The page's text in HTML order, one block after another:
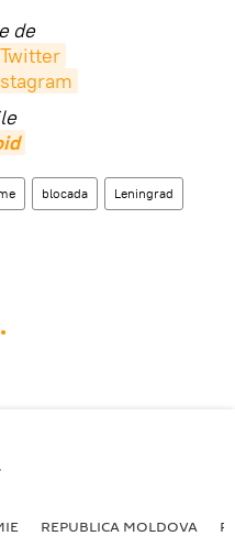
de
Twitter
blocada Leningrad
REPUBLICA MOLDOVA